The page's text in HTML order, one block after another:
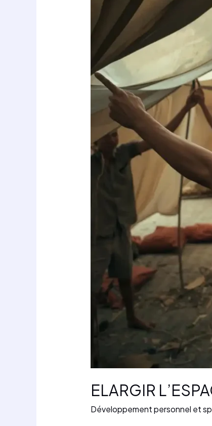
ELARGIR
Développement personnel et